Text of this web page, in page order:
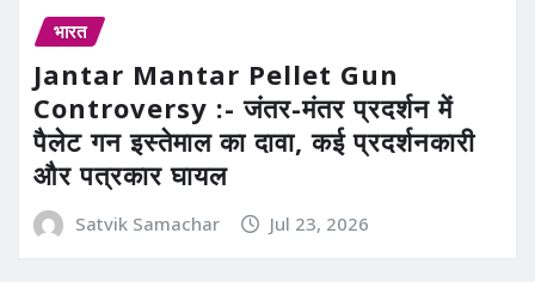
भारत
Jantar Mantar Pellet Gun
Controversy :- जंतर-मंतर प्रदर्शन में
पैलेट गन इस्तेमाल का दावा, कई प्रदर्शनकारी
और पत्रकार घायल
Satvik Samachar Jul 23, 2026